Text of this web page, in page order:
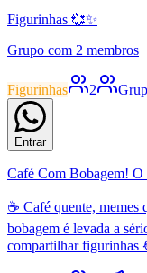
Figurinhas 💞✨
Grupo com 2 membros
Figurinhas 2
Entrar
Café Com Bobagem!
☕ Café quente,
bobagem é levada a
compartilhar figurinhas